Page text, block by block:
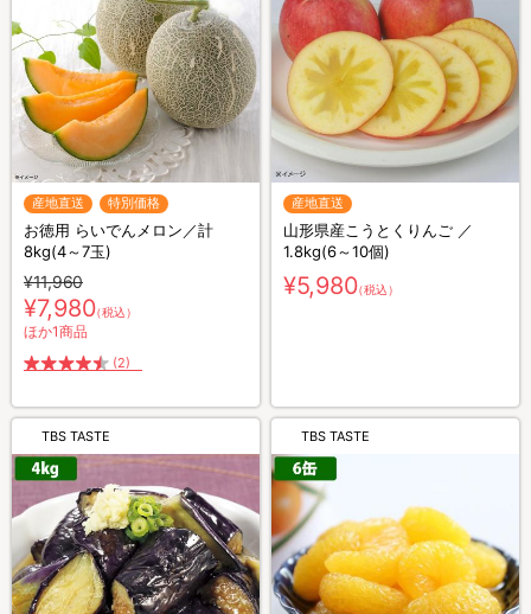
産地直送 特別価格
お徳用 らいでんメロン／計
8kg(4～7玉)
¥11,960
¥7,980（税込）
ほか1商品
(2)
産地直送
山形県産こうとくりんご ／
1.8kg(6～10個)
¥5,980（税込）
TBS TASTE TBS TASTE